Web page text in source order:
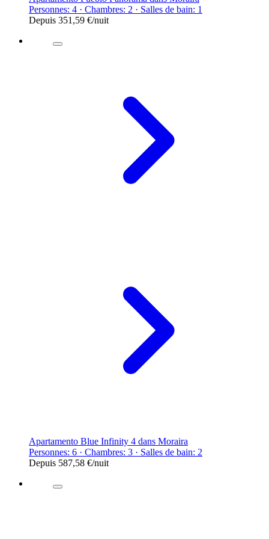
Personnes: 4 · Chambres: 2 · Salles de bain: 1
Depuis 351,59 €/nuit
Apartamento Blue Infinity 4 dans Moraira
Personnes: 6 · Chambres: 3 · Salles de bain: 2
Depuis 587,58 €/nuit